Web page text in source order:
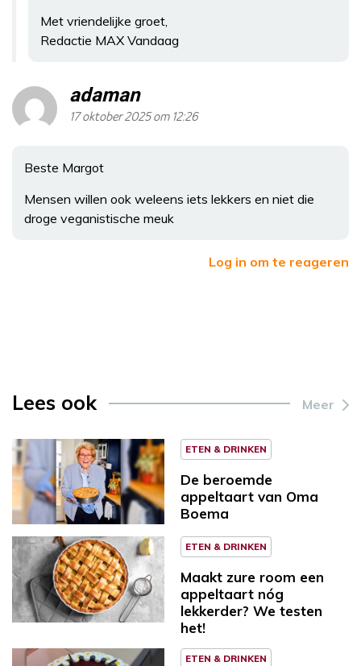
Met vriendelijke groet,
Redactie MAX Vandaag
adaman
17 oktober 2025 om 12:26
Beste Margot
Mensen willen ook weleens iets lekkers en niet die
droge veganistische meuk
Log in om te reageren
Lees ook Meer
ETEN & DRINKEN
De beroemde
appeltaart van Oma
Boema
ETEN & DRINKEN
Maakt zure room een
appeltaart nóg
lekkerder? We testen
het!
ETEN & DRINKEN